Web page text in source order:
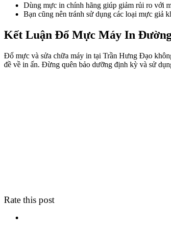
Dùng mực in chính hãng giúp giảm rủi ro với
Bạn cũng nên tránh sử dụng các loại mực giả
Kết Luận Đổ Mực Máy In
Đổ mực và sửa chữa máy in tại Trần Hưng Đạo
đề về in ấn. Đừng quên bảo dưỡng định kỳ và sử
Rate this post